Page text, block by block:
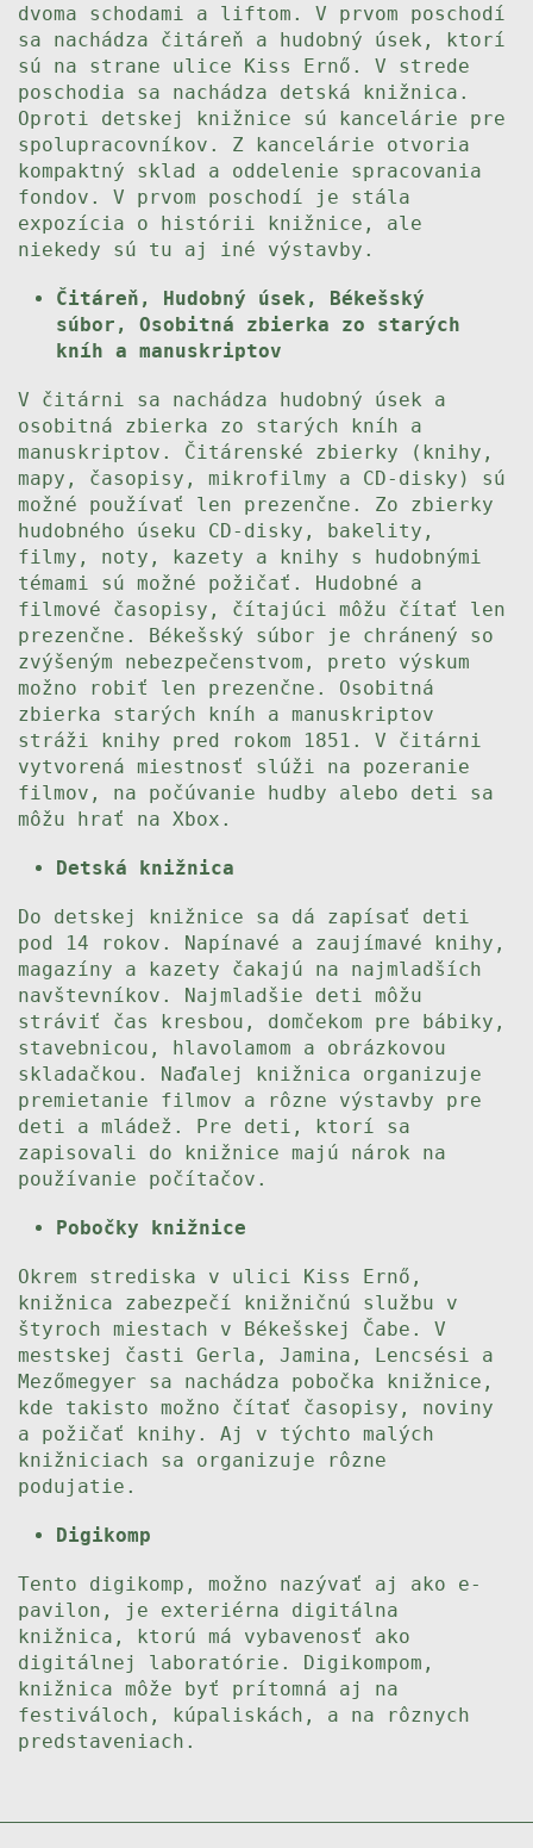
dvoma schodami a liftom. V prvom poschodí
sa nachádza čitáreň a hudobný úsek, ktorí
sú na strane ulice Kiss Ernő. V strede
poschodia sa nachádza detská knižnica.
Oproti detskej knižnice sú kancelárie pre
spolupracovníkov. Z kancelárie otvoria
kompaktný sklad a oddelenie spracovania
fondov. V prvom poschodí je stála
expozícia o histórii knižnice, ale
niekedy sú tu aj iné výstavby.
Čitáreň, Hudobný úsek, Békešský
súbor, Osobitná zbierka zo starých
kníh a manuskriptov
V čitárni sa nachádza hudobný úsek a
osobitná zbierka zo starých kníh a
manuskriptov. Čitárenské zbierky (knihy,
mapy, časopisy, mikrofilmy a CD-disky) sú
možné používať len prezenčne. Zo zbierky
hudobného úseku CD-disky, bakelity,
filmy, noty, kazety a knihy s hudobnými
témami sú možné požičať. Hudobné a
filmové časopisy, čítajúci môžu čítať len
prezenčne. Békešský súbor je chránený so
zvýšeným nebezpečenstvom, preto výskum
možno robiť len prezenčne. Osobitná
zbierka starých kníh a manuskriptov
stráži knihy pred rokom 1851. V čitárni
vytvorená miestnosť slúži na pozeranie
filmov, na počúvanie hudby alebo deti sa
môžu hrať na Xbox.
Detská knižnica
Do detskej knižnice sa dá zapísať deti
pod 14 rokov. Napínavé a zaujímavé knihy,
magazíny a kazety čakajú na najmladších
navštevníkov. Najmladšie deti môžu
stráviť čas kresbou, domčekom pre bábiky,
stavebnicou, hlavolamom a obrázkovou
skladačkou. Naďalej knižnica organizuje
premietanie filmov a rôzne výstavby pre
deti a mládež. Pre deti, ktorí sa
zapisovali do knižnice majú nárok na
používanie počítačov.
Pobočky knižnice
Okrem strediska v ulici Kiss Ernő,
knižnica zabezpečí knižničnú službu v
štyroch miestach v Békešskej Čabe. V
mestskej časti Gerla, Jamina, Lencsési a
Mezőmegyer sa nachádza pobočka knižnice,
kde takisto možno čítať časopisy, noviny
a požičať knihy. Aj v týchto malých
knižniciach sa organizuje rôzne
podujatie.
Digikomp
Tento digikomp, možno nazývať aj ako e-
pavilon, je exteriérna digitálna
knižnica, ktorú má vybavenosť ako
digitálnej laboratórie. Digikompom,
knižnica môže byť prítomná aj na
festiváloch, kúpaliskách, a na rôznych
predstaveniach.